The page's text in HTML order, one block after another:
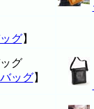
グ】
グ
ッグ】